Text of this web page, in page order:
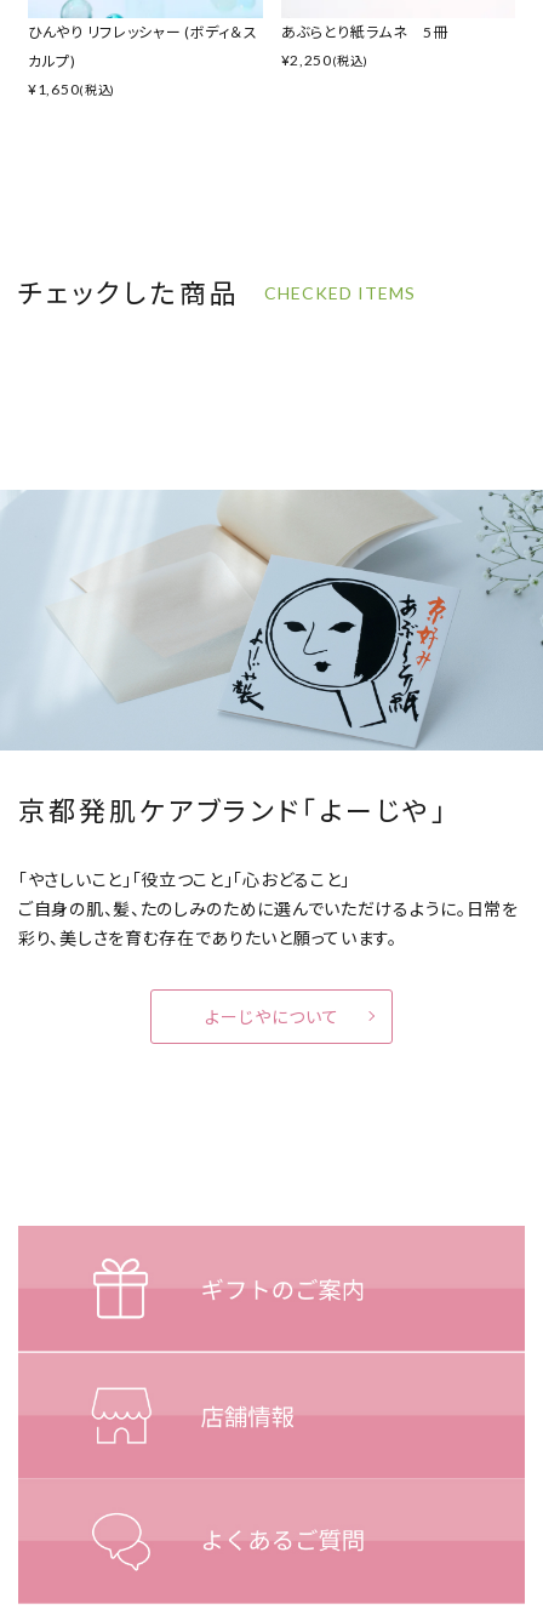
ひんやり リフレッシャー (ボディ＆ス
カルプ)
¥1,650(税込)
あぶらとり紙ラムネ 5冊
¥2,250(税込)
チェックした商品 CHECKED ITEMS
京都発肌ケアブランド「よーじや」
「やさしいこと」「役立つこと」「心おどること」
ご自身の肌、髪、たのしみのために選んでいただけるように。 日常を
彩り、美しさを育む存在でありたいと願っています。
よーじやについて